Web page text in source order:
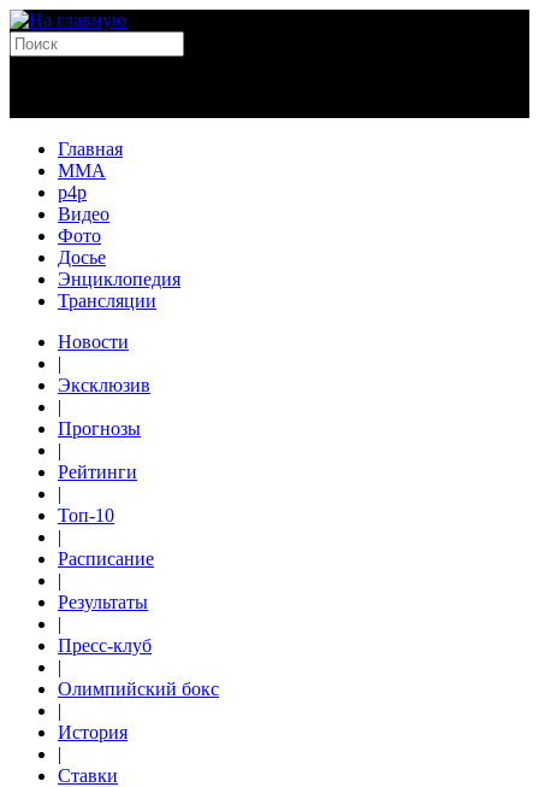
Главная
MMA
p4p
Видео
Фото
Досье
Энциклопедия
Трансляции
Новости
|
Эксклюзив
|
Прогнозы
|
Рейтинги
|
Топ-10
|
Расписание
|
Результаты
|
Пресс-клуб
|
Олимпийский бокс
|
История
|
Ставки